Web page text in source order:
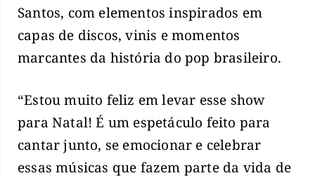
Santos, com elementos inspirados em
capas de discos, vinis e momentos
marcantes da história do pop brasileiro.
“Estou muito feliz em levar esse show
para Natal! É um espetáculo feito para
cantar junto, se emocionar e celebrar
essas músicas que fazem parte da vida de